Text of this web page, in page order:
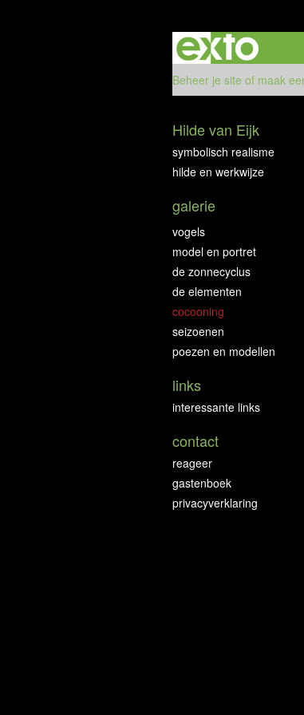
Beheer je site of maak
Hilde van Eijk
symbolisch realisme
hilde en werkwijze
galerie
vogels
model en portret
de zonnecyclus
de elementen
cocooning
seizoenen
poezen en modellen
links
interessante links
contact
reageer
gastenboek
privacyverklaring